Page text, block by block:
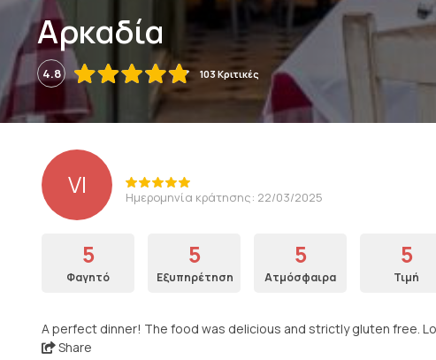
Αρκαδία
4.8 103 Κριτικές
VI Ημερομηνία κράτησης: 22/03/2025
5
Φαγητό
5
Εξυπηρέτηση
5
Ατμόσφαιρα
5
Τιμή
A perfect dinner! The food was delicious and strictly gluten free.
Share